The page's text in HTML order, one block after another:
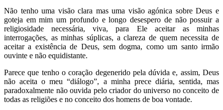
Não tenho uma visão clara mas uma visão agónica sobre Deus e
goteja em mim um profundo e longo desespero de não possuir a
religiosidade necessária, viva, para Ele aceitar as minhas
interrogações, as minhas súplicas, a clareza de quem necessita de
aceitar a existência de Deus, sem dogma, como um santo irmão
ouvinte e não equidistante.
Parece que tenho o coração degenerido pela dúvida e, assim, Deus
não aceita o meu “diálogo”, a minha prece diária, sentida, mas
paradoxalmente não ouvida pelo criador do universo no conceito de
todas as religiões e no conceito dos homens de boa vontade.